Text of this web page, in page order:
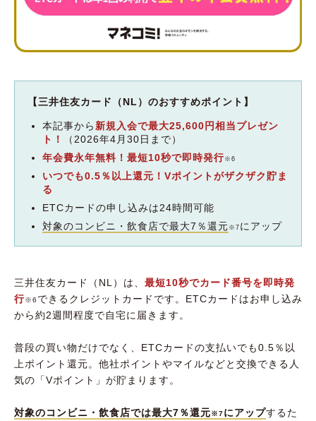
【三井住友カード（NL）のおすすめポイント】
本記事から 新規入会で最大25,600円相当プレゼン
ト！
（2026年4月30日まで）
年会費永年無料！最短10秒で即時発行※6
いつでも0.5％以上還元！Vポイントがザクザク貯ま
る
ETCカードの申し込みは24時間可能
対象のコンビニ・飲食店で最大7％還元 ※7 にアップ
三井住友カード（NL）は、 最短10秒でカード番号を即時発
行※6 できるクレジットカードです。ETCカードはお申し込み
から約2週間程度で自宅に届きます。
普段の買い物だけでなく、ETCカードの支払いでも0.5％以
上ポイント還元。他社ポイントやマイルなどと交換できる人
気の「Vポイント」が貯まります。
対象のコンビニ・飲食店では最大7％還元※7にアップするた